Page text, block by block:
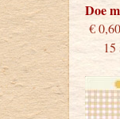
Doe
15